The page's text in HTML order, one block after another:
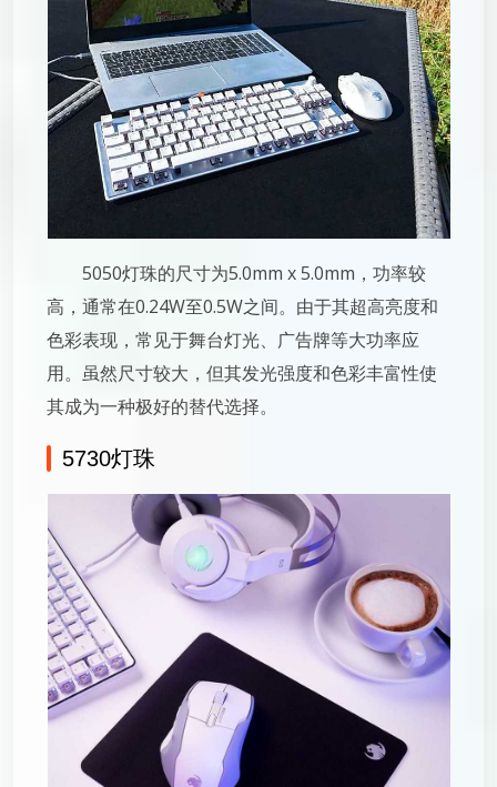
5050灯珠的尺寸为5.0mm x 5.0mm，功率较
高，通常在0.24W至0.5W之间。由于其超高亮度和
色彩表现，常见于舞台灯光、广告牌等大功率应
用。虽然尺寸较大，但其发光强度和色彩丰富性使
其成为一种极好的替代选择。
5730灯珠